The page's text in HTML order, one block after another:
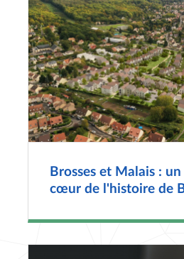
Brosses et Malais :
cœur de l'histoire de